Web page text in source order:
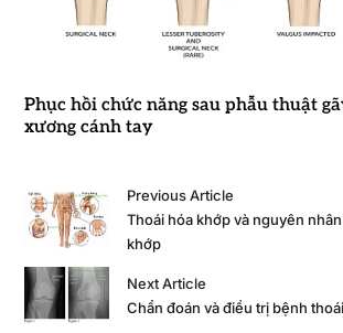
Phục hồi chức năng sau phẫu thuật
xương cánh tay
Previous Article
Thoái hóa khớp và nguyên
khớp
Next Article
Chẩn đoán và điều trị bệnh